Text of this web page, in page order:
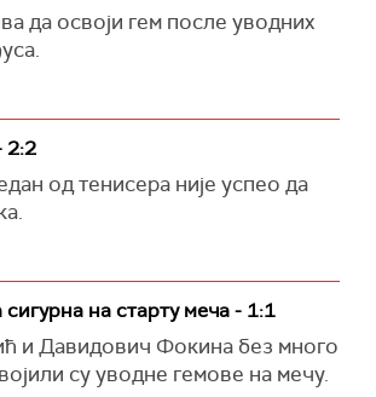
да освоји гем после уводних
2:2
од тенисера није успео да
на старту меча - 1:1
и Давидович Фокина без много
су уводне гемове на мечу.